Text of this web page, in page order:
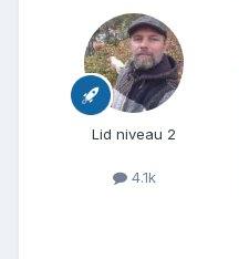
Lid niveau 2
4.1k